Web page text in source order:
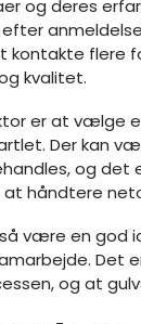
og deres
flere
kvalitet.
er at vælge
Der kan
og
håndtere
være en god
Det
og at